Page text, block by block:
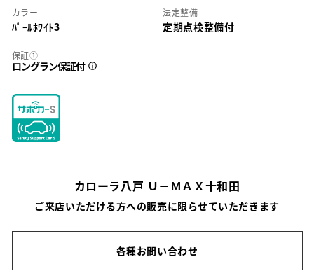
カラー
ﾊﾟｰﾙﾎﾜｲﾄ3
法定整備
定期点検整備付
保証①
ロングラン保証付
カローラ八戸 Ｕ－ＭＡＸ十和田
ご来店いただける方への販売に限らせていただきます
各種お問い合わせ